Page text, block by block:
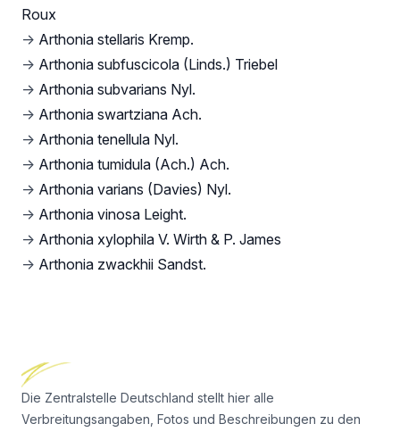
Roux
→ Arthonia stellaris Kremp.
→ Arthonia subfuscicola (Linds.) Triebel
→ Arthonia subvarians Nyl.
→ Arthonia swartziana Ach.
→ Arthonia tenellula Nyl.
→ Arthonia tumidula (Ach.) Ach.
→ Arthonia varians (Davies) Nyl.
→ Arthonia vinosa Leight.
→ Arthonia xylophila V. Wirth & P. James
→ Arthonia zwackhii Sandst.
Die Zentralstelle Deutschland stellt hier alle
Verbreitungsangaben, Fotos und Beschreibungen zu den